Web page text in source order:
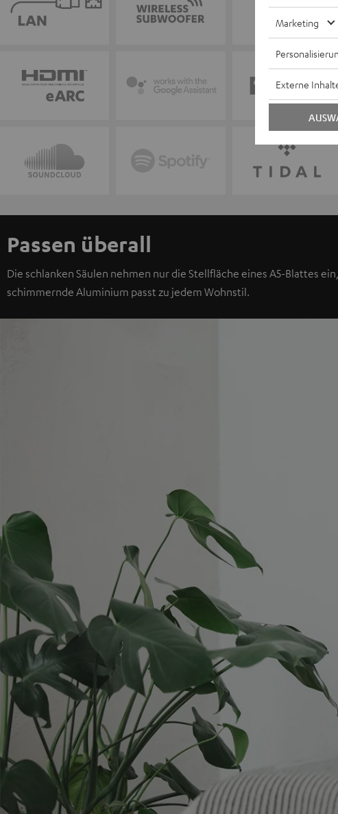
Passen überall
Die schlanken Säulen nehmen nur die Stellfläche eines A5-Blattes
schimmernde Aluminium passt zu jedem Wohnstil.
Marketing
Externe